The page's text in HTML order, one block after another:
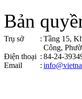
Bản
Trụ sở : Tầng 15,
Công,
Điện thoại : 84-24-
Email
: